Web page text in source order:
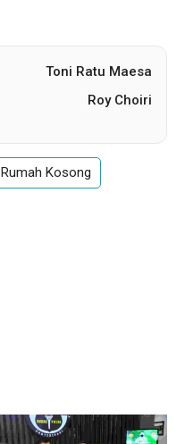
Toni Ratu Maesa
Roy Choiri
Rumah Kosong